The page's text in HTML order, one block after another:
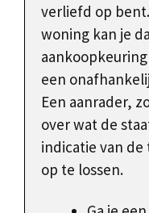
verliefd op
woning kan je
een
Een aanrader,
over wat de
indicatie van
op te lossen.